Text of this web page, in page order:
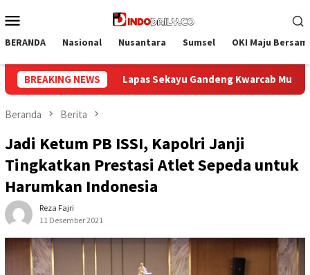
ke
Mobile
BERANDA Nasional Nusantara Sumsel OKI Maju
BREAKING NEWS
Kwarcab Muba Berikan Materi Dasar Kepramukaan ke Warga
Beranda Berita
Jadi Ketum PB ISSI, Kapolri Janji
Tingkatkan Prestasi Atlet Sepeda untuk
Harumkan Indonesia
Reza Fajri
11 Desember 2021